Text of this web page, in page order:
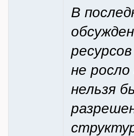
В
не
нельзя